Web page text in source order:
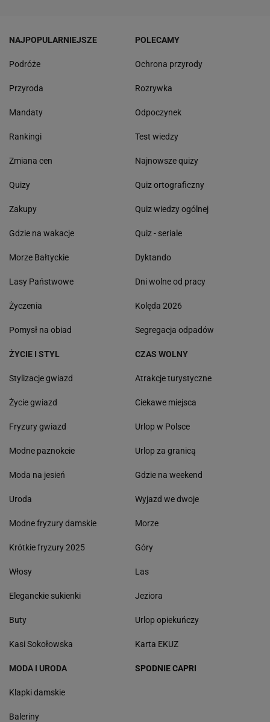
NAJPOPULARNIEJSZE
Podróże
Przyroda
Mandaty
Rankingi
Zmiana cen
Quizy
Zakupy
Gdzie na wakacje
Morze Bałtyckie
Lasy Państwowe
Życzenia
Pomysł na obiad
POLECAMY
Ochrona przyrody
Rozrywka
Odpoczynek
Test wiedzy
Najnowsze quizy
Quiz ortograficzny
Quiz wiedzy ogólnej
Quiz - seriale
Dyktando
Dni wolne od pracy
Kolęda 2026
Segregacja odpadów
ŻYCIE I STYL
Stylizacje gwiazd
Życie gwiazd
Fryzury gwiazd
Modne paznokcie
Moda na jesień
Uroda
Modne fryzury damskie
Krótkie fryzury 2025
Włosy
Eleganckie sukienki
Buty
Kasi Sokołowska
CZAS WOLNY
Atrakcje turystyczne
Ciekawe miejsca
Urlop w Polsce
Urlop za granicą
Gdzie na weekend
Wyjazd we dwoje
Morze
Góry
Las
Jeziora
Urlop opiekuńczy
Karta EKUZ
MODA I URODA
Klapki damskie
Baleriny
SPODNIE CAPRI